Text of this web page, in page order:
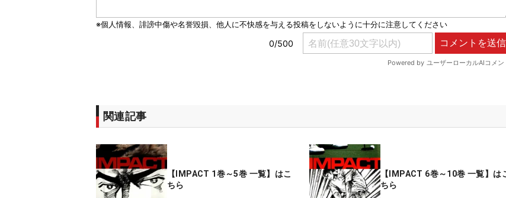
関連記事
【IMPACT 1巻～5巻 一覧】はこ
ちら
【IMPACT 6巻～10巻 一覧】は
ちら